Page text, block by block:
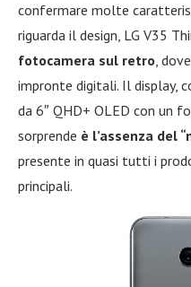
confermare molte
riguarda il design, LG V35
fotocamera sul retro,
impronte digitali. Il display,
da 6″ QHD+ OLED con un
sorprende è l’assenza del
presente in quasi tutti i
principali.